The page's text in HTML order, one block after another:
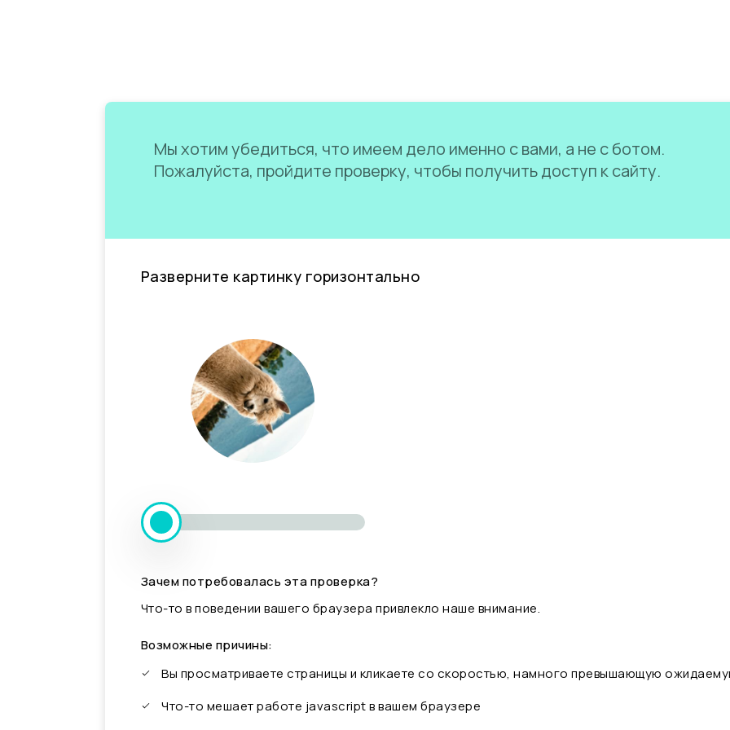
Мы хотим убедиться, что имеем дело именно с вами, а не с ботом.
Пожалуйста, пройдите проверку, чтобы получить доступ к сайту.
Разверните картинку горизонтально
Зачем потребовалась эта проверка?
Что-то в поведении вашего браузера привлекло наше внимание.
Возможные причины:
Вы просматриваете страницы и кликаете со скоростью, намного превышающую
Что-то мешает работе javascript в вашем браузере